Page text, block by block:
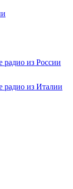
радио из России
радио из Италии